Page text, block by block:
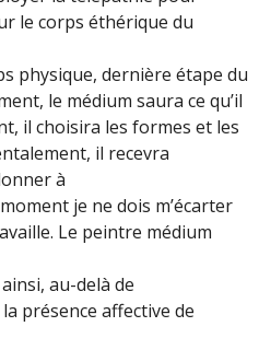
le corps éthérique du
physique, dernière étape du
le médium saura ce qu’il
il choisira les formes et les
il recevra
à
je ne dois m’écarter
Le peintre médium
au-delà de
présence affective de